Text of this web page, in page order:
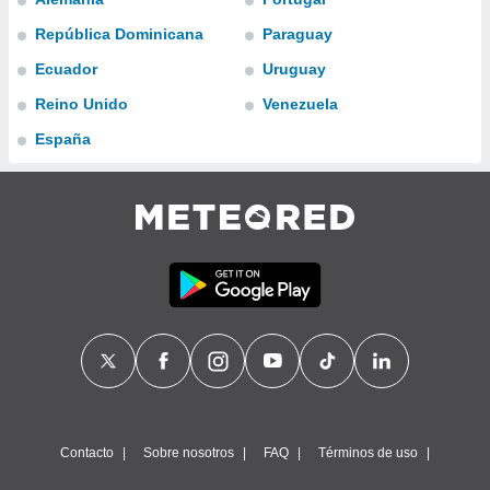
y
nuestra
cookies
República Dominicana
Ecuador
Reino Unido
España
Paraguay
Uruguay
Venezuela
Contacto Sobre nosotros FAQ Términos de uso